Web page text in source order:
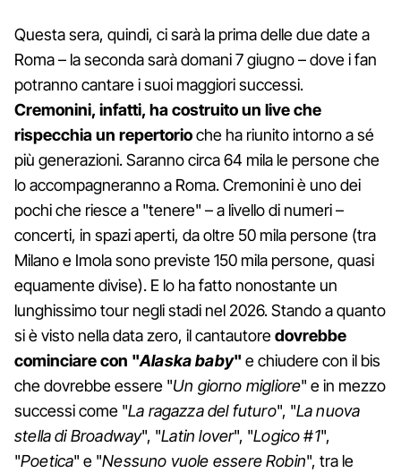
Questa sera, quindi, ci sarà la prima delle due date a
Roma – la seconda sarà domani 7 giugno – dove i fan
potranno cantare i suoi maggiori successi.
Cremonini, infatti, ha costruito un live che
rispecchia un repertorioche ha riunito intorno a sé
più generazioni. Saranno circa 64 mila le persone che
lo accompagneranno a Roma. Cremonini è uno dei
pochi che riesce a "tenere" – a livello di numeri –
concerti, in spazi aperti, da oltre 50 mila persone (tra
Milano e Imola sono previste 150 mila persone, quasi
equamente divise). E lo ha fatto nonostante un
lunghissimo tour negli stadi nel 2026. Stando a quanto
si è visto nella data zero, il cantautoredovrebbe
cominciare con "Alaska baby" e chiudere con il bis
che dovrebbe essere "Un giorno migliore" e in mezzo
successi come "La ragazza del futuro", "La nuova
stella di Broadway", "Latin lover", "Logico #1",
"Poetica" e "Nessuno vuole essere Robin", tra le